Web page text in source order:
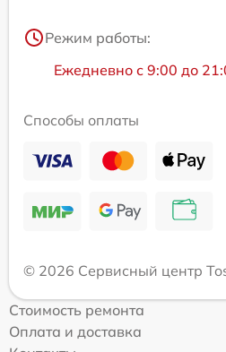
Режим работы:
Ежедневно с 9:00 до
Способы оплаты
© 2026 Сервисный центр
Стоимость ремонта
Оплата и доставка